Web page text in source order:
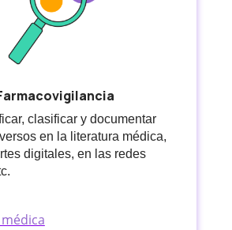
clasificar y documentar
en la literatura médica,
digitales, en las redes